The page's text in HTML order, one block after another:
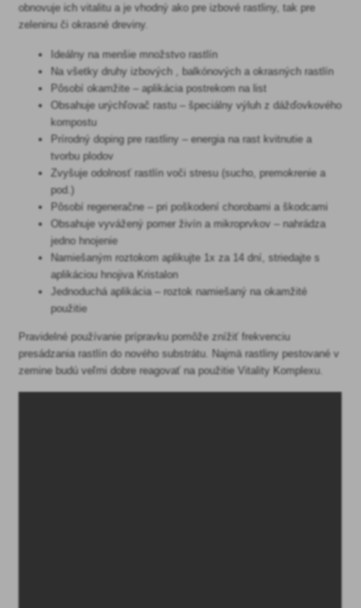
obnovuje ich vitalitu a je vhodný ako pre izbové rastliny, tak pre
zeleninu či okrasné dreviny.
Ideálny na menšie množstvo rastlín
Na všetky druhy izbových , balkónových a okrasných rastlín
Pôsobí okamžite – aplikácia postrekom na list
Obsahuje urýchľovač rastu – špeciálny výluh z dážďovkového
kompostu
Prírodný doping pre rastliny – energia na rast kvitnutie a
tvorbu plodov
Zvyšuje odolnosť rastlín voči stresu (sucho, premokrenie a
pod.)
Pôsobí regeneračne – pri poškodení chorobami a škodcami
Obsahuje vyvážený pomer živín a mikroprvkov – nahrádza
jedno hnojenie
Namiešaným roztokom aplikujte 1x za 14 dní, striedajte s
aplikáciou hnojiva Kristalon
Jednoduchá aplikácia – roztok namiešaný na okamžité
použitie
Pravidelné používanie prípravku pomôže znížiť frekvenciu
presádzania rastlín do nového substrátu. Najmä rastliny pestované v
zemine budú veľmi dobre reagovať na použitie Vitality Komplexu.